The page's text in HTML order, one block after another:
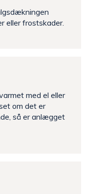
eller frostskader.
med el eller
om det er
så er anlægget